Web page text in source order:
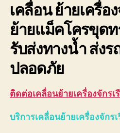
เคลื่อน ย้ายเครื่อ
ย้ายแม็คโครขุดท
รับส่งทางน้ำ ส่งร
ปลอดภัย
ติดต่อเคลื่อนย้ายเครื่องจักรเ
บริการเคลื่อนย้ายเครื่องจักร